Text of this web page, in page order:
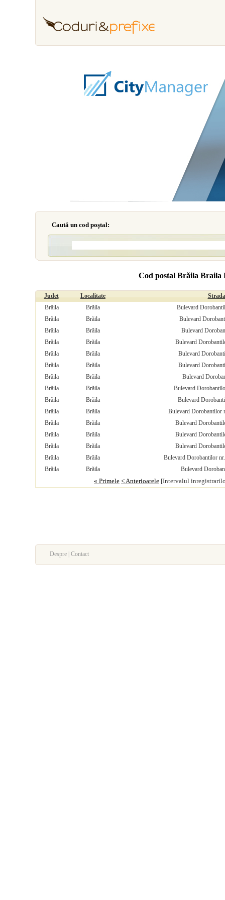
Caută un cod poştal:
Cod postal Brăila Braila
Judet Localitate
Strada
Brăila
Brăila
Bulevard
Brăila
Brăila
Bulevard
Brăila
Brăila
Bulevard
Brăila
Brăila
Bulevard
Brăila
Brăila
Bulevard
Brăila
Brăila
Bulevard
Brăila
Brăila
Bulevard
Brăila
Brăila
Bulevard
Brăila
Brăila
Bulevard
Brăila
Brăila
Bulevard Dorobantilor
Brăila
Brăila
Bulevard
Brăila
Brăila
Bulevard
Brăila
Brăila
Bulevard
Brăila
Brăila
Bulevard Dorobantilor
Brăila
Brăila Bulevard
« Primele < Anterioarele [Intervalul
Despre | Contact